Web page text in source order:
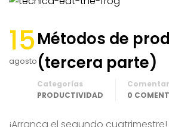
15
agosto
Métodos de
(tercera parte)
Categorías
PRODUCTIVIDAD
0
¡Arranca el segundo